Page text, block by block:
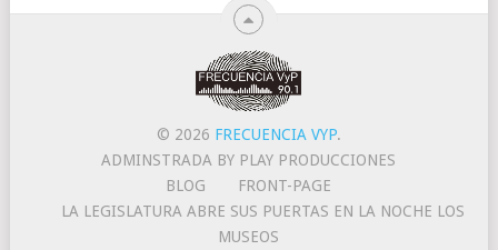
© 2026 FRECUENCIA VYP.
ADMINSTRADA BY PLAY PRODUCCIONES
BLOG
FRONT-PAGE
LA LEGISLATURA ABRE SUS PUERTAS EN LA NOCHE LOS
MUSEOS